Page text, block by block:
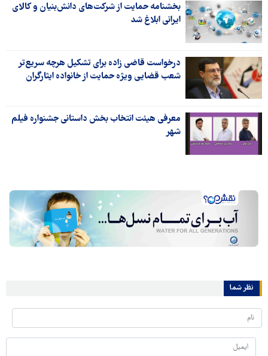
بخشنامه حمایت از شرکت‌های دانش‌بنیان و کالای
ایرانی ابلاغ شد
درخواست قاضی زاده برای تشکیل هرچه سریع‌تر
شعب قضایی ویژه حمایت از خانواده ایثارگران
معرفی هیئت انتخاب بخش داستانی جشنواره فیلم
شهر
نظر شما